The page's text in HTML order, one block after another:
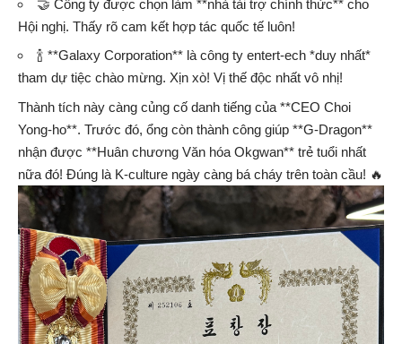
🤝 Công ty được chọn làm **nhà tài trợ chính thức** cho
Hội nghị. Thấy rõ cam kết hợp tác quốc tế luôn!
🍾 **Galaxy Corporation** là công ty entert-ech *duy nhất*
tham dự tiệc chào mừng. Xịn xò! Vị thế độc nhất vô nhị!
Thành tích này càng củng cố danh tiếng của **CEO Choi
Yong-ho**. Trước đó, ổng còn thành công giúp **G-Dragon**
nhận được **Huân chương Văn hóa Okgwan** trẻ tuổi nhất
nữa đó! Đúng là K-culture ngày càng bá cháy trên toàn cầu! 🔥